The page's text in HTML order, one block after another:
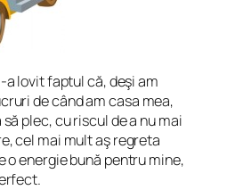
a lovit faptul că, deşi am
de când am casa mea,
plec, cu riscul de a nu mai
cel mai mult aş regreta
o energie bună pentru mine,